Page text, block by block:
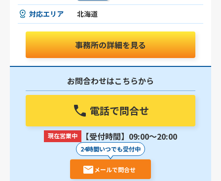
対応エリア 北海道
事務所の詳細を見る
お問合わせはこちらから
電話で問合せ
現在営業中 【受付時間】09:00〜20:00
24時間いつでも受付中
メールで問合せ